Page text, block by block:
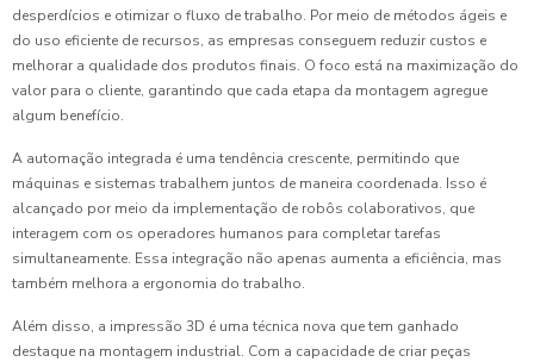
desperdícios e otimizar o fluxo de trabalho. Por meio de métodos ágeis e
do uso eficiente de recursos, as empresas conseguem reduzir custos e
melhorar a qualidade dos produtos finais. O foco está na maximização do
valor para o cliente, garantindo que cada etapa da montagem agregue
algum benefício.
A automação integrada é uma tendência crescente, permitindo que
máquinas e sistemas trabalhem juntos de maneira coordenada. Isso é
alcançado por meio da implementação de robôs colaborativos, que
interagem com os operadores humanos para completar tarefas
simultaneamente. Essa integração não apenas aumenta a eficiência, mas
também melhora a ergonomia do trabalho.
Além disso, a impressão 3D é uma técnica nova que tem ganhado
destaque na montagem industrial. Com a capacidade de criar peças